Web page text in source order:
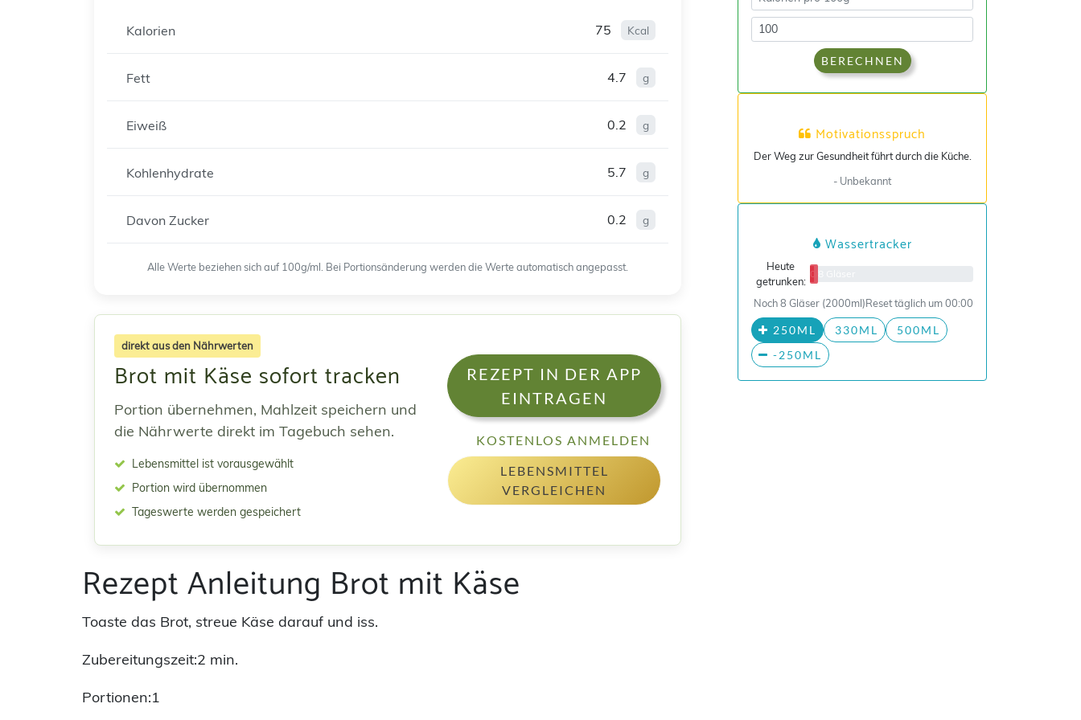
Kalorien 75 Kcal
Fett 4.7 g
Eiweiß 0.2 g
Kohlenhydrate 5.7 g
Davon Zucker 0.2 g
Alle Werte beziehen sich auf 100g/ml. Bei Portionsänderung werden die Werte automatisch angepasst.
direkt aus den Nährwerten
Brot mit Käse sofort tracken
Portion übernehmen, Mahlzeit speichern und
die Nährwerte direkt im Tagebuch sehen.
Lebensmittel ist vorausgewählt
Portion wird übernommen
Tageswerte werden gespeichert
REZEPT IN DER APP
EINTRAGEN
KOSTENLOS ANMELDEN
LEBENSMITTEL
VERGLEICHEN
Rezept Anleitung Brot mit Käse
Toaste das Brot, streue Käse darauf und iss.
Zubereitungszeit:2 min.
Portionen:1
BERECHNEN
Motivationsspruch
Der Weg zur Gesundheit führt durch die Küche.
- Unbekannt
Wassertracker
Heute
getrunken:
0/8 Gläser
Noch 8 Gläser (2000ml)Reset täglich um 00:00
250ML 330ML
500ML
-250ML